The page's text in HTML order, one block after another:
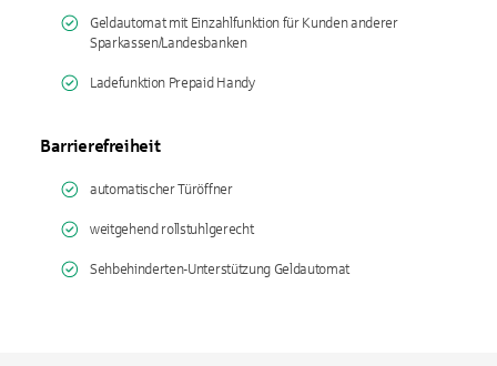
Geldautomat mit Einzahlfunktion für Kunden anderer
Sparkassen/Landesbanken
Ladefunktion Prepaid Handy
Barrierefreiheit
automatischer Türöffner
weitgehend rollstuhlgerecht
Sehbehinderten-Unterstützung Geldautomat